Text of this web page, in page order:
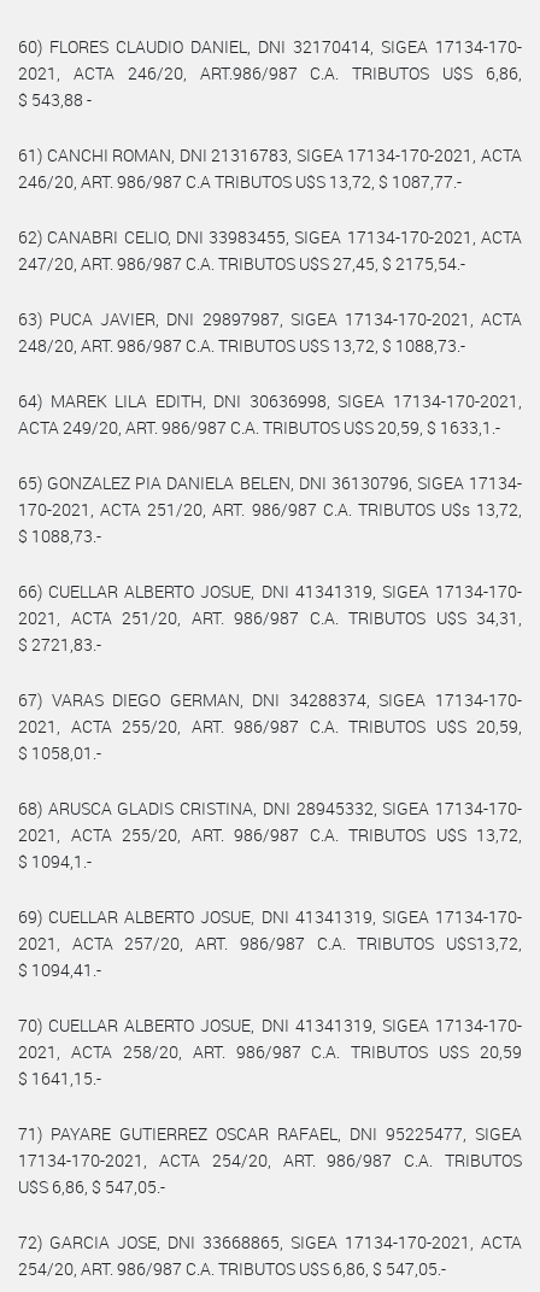
60) FLORES CLAUDIO DANIEL, DNI 32170414, SIGEA 17134-170-
2021, ACTA 246/20, ART.986/987 C.A. TRIBUTOS U$S 6,86,
$ 543,88 -
61) CANCHI ROMAN, DNI 21316783, SIGEA 17134-170-2021, ACTA
246/20, ART. 986/987 C.A TRIBUTOS U$S 13,72, $ 1087,77.-
62) CANABRI CELIO, DNI 33983455, SIGEA 17134-170-2021, ACTA
247/20, ART. 986/987 C.A. TRIBUTOS U$S 27,45, $ 2175,54.-
63) PUCA JAVIER, DNI 29897987, SIGEA 17134-170-2021, ACTA
248/20, ART. 986/987 C.A. TRIBUTOS U$S 13,72, $ 1088,73.-
64) MAREK LILA EDITH, DNI 30636998, SIGEA 17134-170-2021,
ACTA 249/20, ART. 986/987 C.A. TRIBUTOS U$S 20,59, $ 1633,1.-
65) GONZALEZ PIA DANIELA BELEN, DNI 36130796, SIGEA 17134-
170-2021, ACTA 251/20, ART. 986/987 C.A. TRIBUTOS U$s 13,72,
$ 1088,73.-
66) CUELLAR ALBERTO JOSUE, DNI 41341319, SIGEA 17134-170-
2021, ACTA 251/20, ART. 986/987 C.A. TRIBUTOS U$S 34,31,
$ 2721,83.-
67) VARAS DIEGO GERMAN, DNI 34288374, SIGEA 17134-170-
2021, ACTA 255/20, ART. 986/987 C.A. TRIBUTOS U$S 20,59,
$ 1058,01.-
68) ARUSCA GLADIS CRISTINA, DNI 28945332, SIGEA 17134-170-
2021, ACTA 255/20, ART. 986/987 C.A. TRIBUTOS U$S 13,72,
$ 1094,1.-
69) CUELLAR ALBERTO JOSUE, DNI 41341319, SIGEA 17134-170-
2021, ACTA 257/20, ART. 986/987 C.A. TRIBUTOS U$S13,72,
$ 1094,41.-
70) CUELLAR ALBERTO JOSUE, DNI 41341319, SIGEA 17134-170-
2021, ACTA 258/20, ART. 986/987 C.A. TRIBUTOS U$S 20,59
$ 1641,15.-
71) PAYARE GUTIERREZ OSCAR RAFAEL, DNI 95225477, SIGEA
17134-170-2021, ACTA 254/20, ART. 986/987 C.A. TRIBUTOS
U$S 6,86, $ 547,05.-
72) GARCIA JOSE, DNI 33668865, SIGEA 17134-170-2021, ACTA
254/20, ART. 986/987 C.A. TRIBUTOS U$S 6,86, $ 547,05.-